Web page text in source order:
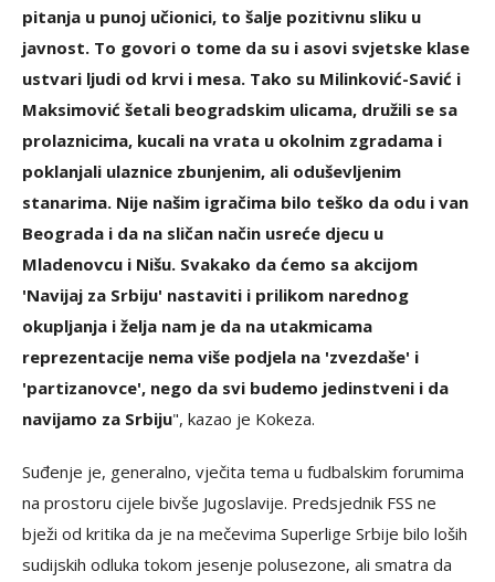
pitanja u punoj učionici, to šalje pozitivnu sliku u
javnost. To govori o tome da su i asovi svjetske klase
ustvari ljudi od krvi i mesa. Tako su Milinković-Savić i
Maksimović šetali beogradskim ulicama, družili se sa
prolaznicima, kucali na vrata u okolnim zgradama i
poklanjali ulaznice zbunjenim, ali oduševljenim
stanarima. Nije našim igračima bilo teško da odu i van
Beograda i da na sličan način usreće djecu u
Mladenovcu i Nišu. Svakako da ćemo sa akcijom
'Navijaj za Srbiju' nastaviti i prilikom narednog
okupljanja i želja nam je da na utakmicama
reprezentacije nema više podjela na 'zvezdaše' i
'partizanovce', nego da svi budemo jedinstveni i da
navijamo za Srbiju", kazao je Kokeza.
Suđenje je, generalno, vječita tema u fudbalskim forumima
na prostoru cijele bivše Jugoslavije. Predsjednik FSS ne
bježi od kritika da je na mečevima Superlige Srbije bilo loših
sudijskih odluka tokom jesenje polusezone, ali smatra da